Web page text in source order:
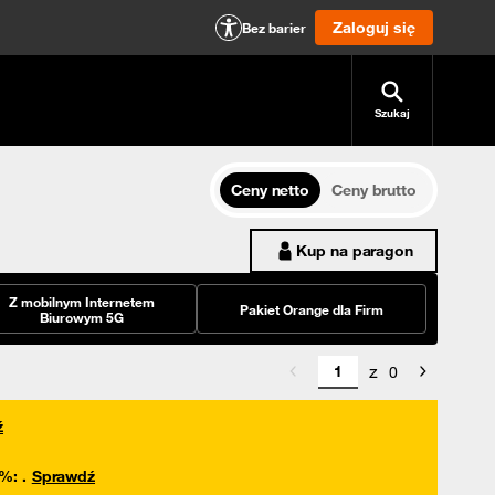
Bez barier Zaloguj się
Szukaj
Ceny netto
Ceny brutto
Kup na paragon
Z mobilnym Internetem
Biurowym 5G
Pakiet Orange dla Firm
z 0
: . Sprawdź